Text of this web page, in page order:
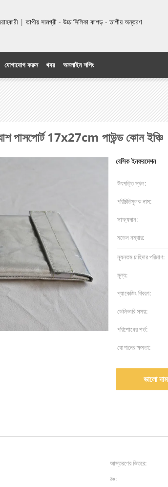
| তাপীয় সামগ্রী - উচ্চ সিলিকা কাপড় - তাপীয় অন্তরণ
যোগাযোগ করুন খবর অনলাইন শপিং
পাসপোর্ট 17x27cm পাউন্ড কোন ইঞ্চি
বেসিক ইনফরমেশন
উৎপত্তি স্থল:
পরিচিতিমুলক নাম:
সাক্ষ্যদান:
মডেল নম্বার:
ন্যূনতম চাহিদার পরিমাণ:
মূল্য:
প্যাকেজিং বিবরণ:
ডেলিভারি সময়:
পরিশোধের শর্ত:
যোগানের ক্ষমতা:
ভালো দাম
আস্তরণের ভিতরে:
রঙ: